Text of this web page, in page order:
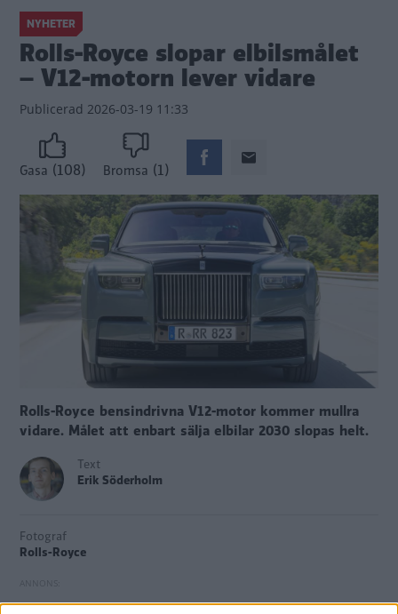
NYHETER
Rolls-Royce slopar elbilsmålet
– V12-motorn lever vidare
Publicerad 2026-03-19 11:33
Gasa (108) Bromsa (1)
Rolls-Royce bensindrivna V12-motor kommer mullra
vidare. Målet att enbart sälja elbilar 2030 slopas helt.
Text
Erik Söderholm
Fotograf
Rolls-Royce